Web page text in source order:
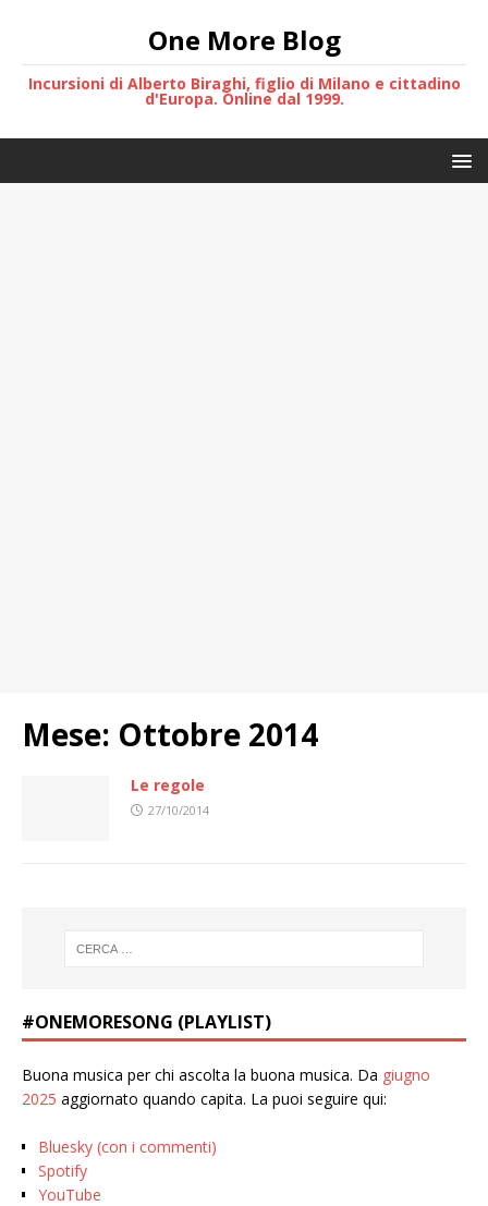
One More Blog
Incursioni di Alberto Biraghi, figlio di Milano e cittadino
d'Europa. Online dal 1999.
Mese: Ottobre 2014
Le regole
27/10/2014
#ONEMORESONG (PLAYLIST)
Buona musica per chi ascolta la buona musica. Da giugno
2025 aggiornato quando capita. La puoi seguire qui:
Bluesky (con i commenti)
Spotify
YouTube